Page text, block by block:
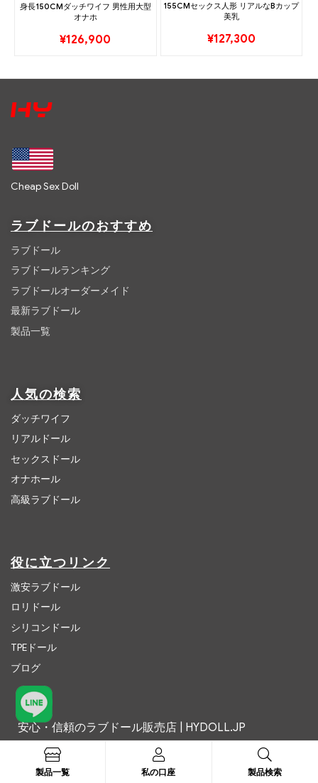
身長150CMダッチワイフ 男性用大型
オナホ
¥126,900
155CMセックス人形 リアルなBカップ
美乳
¥127,300
Cheap Sex Doll
ラブドールのおすすめ
ラブドール
ラブドールランキング
ラブドールオーダーメイド
最新ラブドール
製品一覧
人気の検索
ダッチワイフ
リアルドール
セックスドール
オナホール
高級ラブドール
役に立つリンク
激安ラブドール
ロリドール
シリコンドール
TPEドール
ブログ
安心・信頼のラブドール販売店 | HYDOLL.JP
hydolljp@outlook.com
製品一覧 私の口座 製品検索